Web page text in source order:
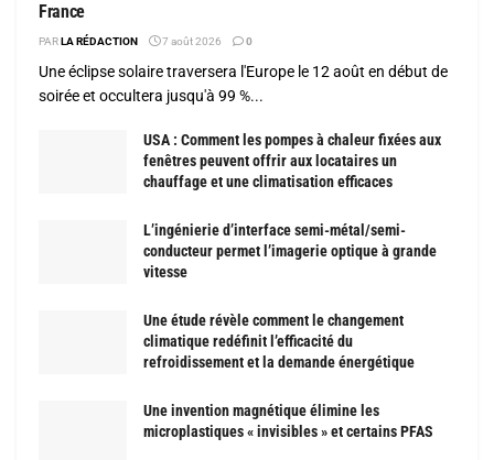
France
PAR LA RÉDACTION 7 août 2026 0
Une éclipse solaire traversera l'Europe le 12 août en début de
soirée et occultera jusqu'à 99 %...
USA : Comment les pompes à chaleur fixées aux
fenêtres peuvent offrir aux locataires un
chauffage et une climatisation efficaces
L’ingénierie d’interface semi-métal/semi-
conducteur permet l’imagerie optique à grande
vitesse
Une étude révèle comment le changement
climatique redéfinit l’efficacité du
refroidissement et la demande énergétique
Une invention magnétique élimine les
microplastiques « invisibles » et certains PFAS